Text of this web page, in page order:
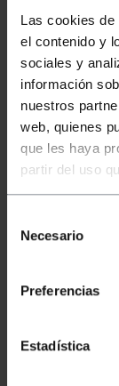
Las cookies
el contenido y
sociales y
información
nuestros
web, quienes
que les haya
partir del uso
Necesario
Preferencias
Estadística
cm
del
sin
al
los